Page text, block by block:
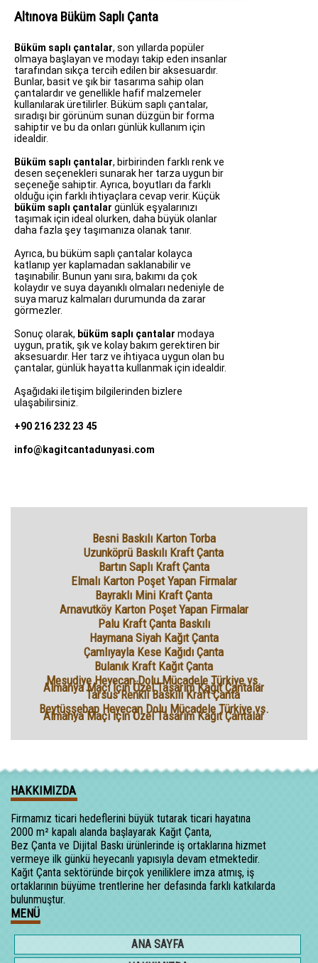
Altınova Büküm Saplı Çanta
Büküm saplı çantalar, son yıllarda popüler
olmaya başlayan ve modayı takip eden insanlar
tarafından sıkça tercih edilen bir aksesuardır.
Bunlar, basit ve şık bir tasarıma sahip olan
çantalardır ve genellikle hafif malzemeler
kullanılarak üretilirler. Büküm saplı çantalar,
sıradışı bir görünüm sunan düzgün bir forma
sahiptir ve bu da onları günlük kullanım için
idealdir.
Büküm saplı çantalar, birbirinden farklı renk ve
desen seçenekleri sunarak her tarza uygun bir
seçeneğe sahiptir. Ayrıca, boyutları da farklı
olduğu için farklı ihtiyaçlara cevap verir. Küçük
büküm saplı çantalar günlük eşyalarınızı
taşımak için ideal olurken, daha büyük olanlar
daha fazla şey taşımanıza olanak tanır.
Ayrıca, bu büküm saplı çantalar kolayca
katlanıp yer kaplamadan saklanabilir ve
taşınabilir. Bunun yanı sıra, bakımı da çok
kolaydır ve suya dayanıklı olmaları nedeniyle de
suya maruz kalmaları durumunda da zarar
görmezler.
Sonuç olarak, büküm saplı çantalar modaya
uygun, pratik, şık ve kolay bakım gerektiren bir
aksesuardır. Her tarz ve ihtiyaca uygun olan bu
çantalar, günlük hayatta kullanmak için idealdir.
Aşağıdaki iletişim bilgilerinden bizlere
ulaşabilirsiniz.
+90 216 232 23 45
info@kagitcantadunyasi.com
Besni Baskılı Karton Torba
Uzunköprü Baskılı Kraft Çanta
Bartın Saplı Kraft Çanta
Elmalı Karton Poşet Yapan Firmalar
Bayraklı Mini Kraft Çanta
Arnavutköy Karton Poşet Yapan Firmalar
Palu Kraft Çanta Baskılı
Haymana Siyah Kağıt Çanta
Çamlıyayla Kese Kağıdı Çanta
Bulanık Kraft Kağıt Çanta
Mesudiye Heyecan Dolu Mücadele Türkiye vs.
Almanya Maçı İçin Özel Tasarım Kağıt Çantalar
Tarsus Renkli Baskılı Kraft Çanta
Beytüşşebap Heyecan Dolu Mücadele Türkiye vs.
Almanya Maçı İçin Özel Tasarım Kağıt Çantalar
HAKKIMIZDA
Firmamız ticari hedeflerini büyük tutarak ticari hayatına
2000 m² kapalı alanda başlayarak Kağıt Çanta,
Bez Çanta ve Dijital Baskı ürünlerinde iş ortaklarına hizmet
vermeye ilk günkü heyecanlı yapısıyla devam etmektedir.
Kağıt Çanta sektöründe birçok yeniliklere imza atmış, iş
ortaklarının büyüme trentlerine her defasında farklı katkılarda
bulunmuştur.
MENÜ
ANA SAYFA